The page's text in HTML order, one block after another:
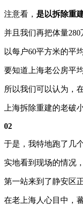
注意看， 是以拆除重
并且我们再把体量
以每户60平方米的平
要知道上海老公房平
所以我们可以认为，
上海拆除重建的老破
02
于是，我特地跑了几
实地看到现场的情况
第一站来到了静安区
在老上海人心目中，